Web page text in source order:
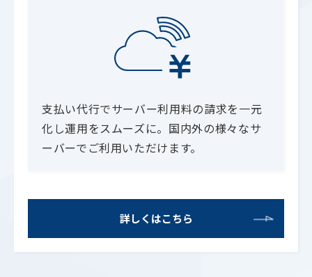
支払い代行でサーバー利用料の請求を一元
化し運用をスムーズに。国内外の様々なサ
ーバーでご利用いただけます。
詳しくはこちら